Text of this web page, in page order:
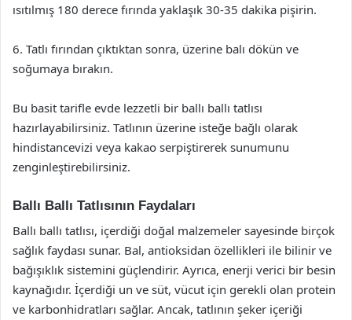
ısıtılmış 180 derece fırında yaklaşık 30-35 dakika pişirin.
6. Tatlı fırından çıktıktan sonra, üzerine balı dökün ve
soğumaya bırakın.
Bu basit tarifle evde lezzetli bir ballı ballı tatlısı
hazırlayabilirsiniz. Tatlının üzerine isteğe bağlı olarak
hindistancevizi veya kakao serpiştirerek sunumunu
zenginleştirebilirsiniz.
Ballı Ballı Tatlısının Faydaları
Ballı ballı tatlısı, içerdiği doğal malzemeler sayesinde birçok
sağlık faydası sunar. Bal, antioksidan özellikleri ile bilinir ve
bağışıklık sistemini güçlendirir. Ayrıca, enerji verici bir besin
kaynağıdır. İçerdiği un ve süt, vücut için gerekli olan protein
ve karbonhidratları sağlar. Ancak, tatlının şeker içeriği